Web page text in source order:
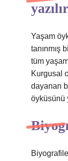
Yaşam
tanınmış
tüm
Kurgusal
dayanan
öyküsünü